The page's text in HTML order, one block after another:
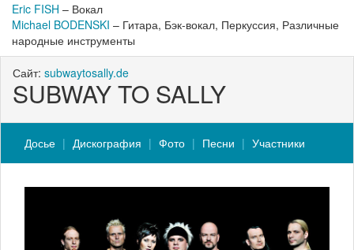
Eric FISH – Вокал
Michael BODENSKI – Гитара, Бэк-вокал, Перкуссия, Различные
народные инструменты
Сайт: subwaytosally.de
SUBWAY TO SALLY
Досье Дискография Фото Песни Участники